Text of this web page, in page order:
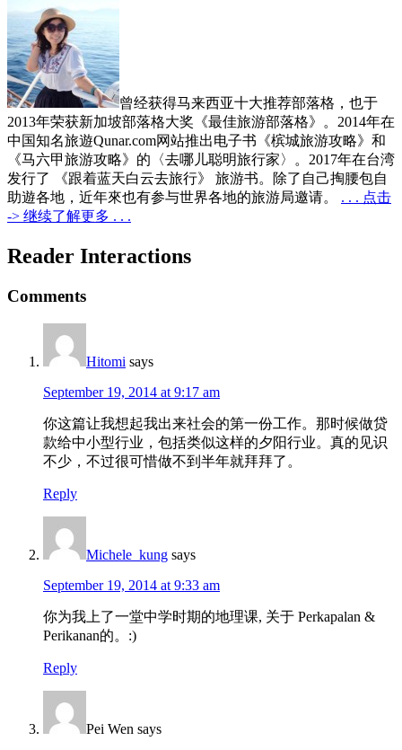
曾经获得马来西亚十大推荐部落格，也于
2013年荣获新加坡部落格大奖《最佳旅游部落格》。2014年在
中国知名旅遊Qunar.com网站推出电子书《槟城旅游攻略》和
《马六甲旅游攻略》的〈去哪儿聪明旅行家〉。2017年在台湾
发行了 《跟着蓝天白云去旅行》 旅游书。除了自己掏腰包自
助遊各地，近年來也有参与世界各地的旅游局邀请。 . . . 点击
-> 继续了解更多 . . .
Reader Interactions
Comments
Hitomi says
September 19, 2014 at 9:17 am
你这篇让我想起我出来社会的第一份工作。那时候做贷
款给中小型行业，包括类似这样的夕阳行业。真的见识
不少，不过很可惜做不到半年就拜拜了。
Reply
Michele_kung says
September 19, 2014 at 9:33 am
你为我上了一堂中学时期的地理课, 关于 Perkapalan &
Perikanan的。:)
Reply
Pei Wen says